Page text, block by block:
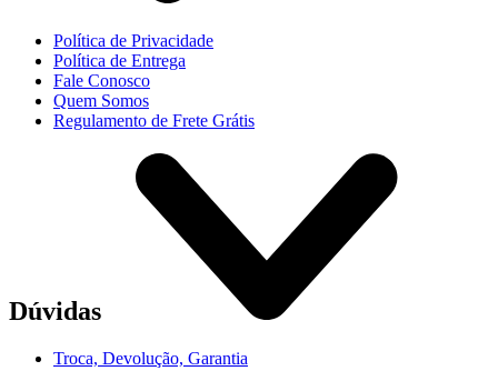
Política de Privacidade
Política de Entrega
Fale Conosco
Quem Somos
Regulamento de Frete Grátis
Dúvidas
Troca, Devolução, Garantia